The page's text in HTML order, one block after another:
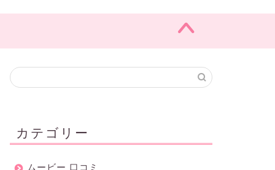
カテゴリー
ムービー 口コミ